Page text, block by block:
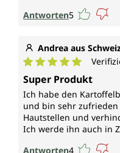
Antworten5
Andrea aus
Durchschnittliche
Super Produkt
Ich habe den
und bin sehr
Hautstellen und
Ich werde ihn auch in
Antworten4